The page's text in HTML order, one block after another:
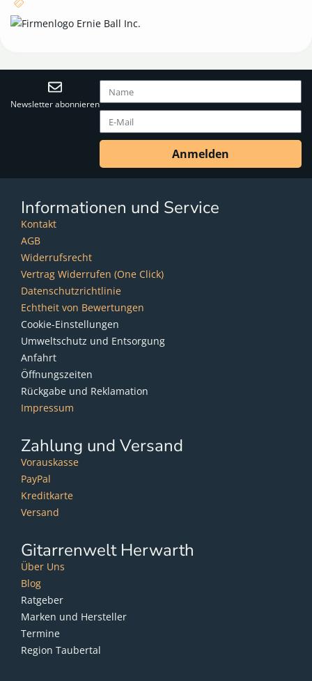
Newsletter abonnieren
Anmelden
Informationen und Service
Kontakt
AGB
Widerrufsrecht
Vertrag Widerrufen (One Click)
Datenschutzrichtlinie
Echtheit von Bewertungen
Cookie-Einstellungen
Umweltschutz und Entsorgung
Anfahrt
Öffnungszeiten
Rückgabe und Reklamation
Impressum
Zahlung und Versand
Vorauskasse
PayPal
Kreditkarte
Versand
Gitarrenwelt Herwarth
Über Uns
Blog
Ratgeber
Marken und Hersteller
Termine
Region Taubertal